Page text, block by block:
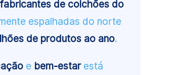
de colchões do
espalhadas do norte
de produtos ao ano.
e bem-estarestá